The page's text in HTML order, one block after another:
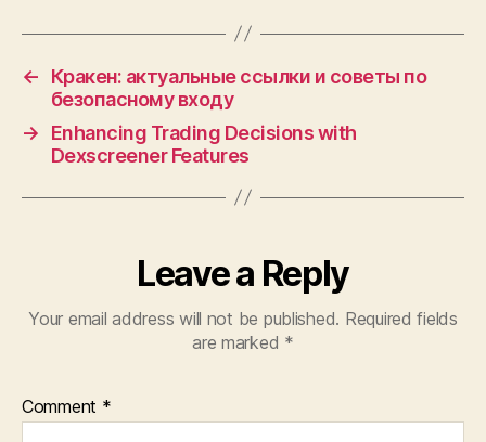
←
Кракен: актуальные ссылки и советы по
безопасному входу
→
Enhancing Trading Decisions with
Dexscreener Features
Leave a Reply
Your email address will not be published. Required fields
are marked *
Comment *